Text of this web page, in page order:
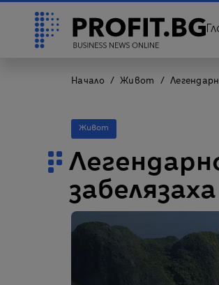
Начало Живот
Живот